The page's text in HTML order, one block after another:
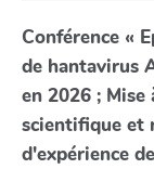
Conférence «
de hantavirus
en 2026 ; Mise
scientifique et
d'expérience